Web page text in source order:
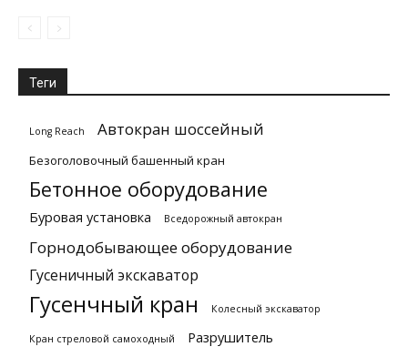
Теги
Long Reach Автокран шоссейный
Безоголовочный башенный кран
Бетонное оборудование
Буровая установка Вседорожный автокран
Горнодобывающее оборудование
Гусеничный экскаватор
Гусенчный кран Колесный экскаватор
Кран стреловой самоходный
Разрушитель